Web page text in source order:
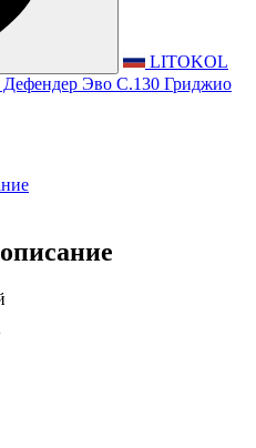
LITOKOL
Дефендер Эво С.130 Гриджио